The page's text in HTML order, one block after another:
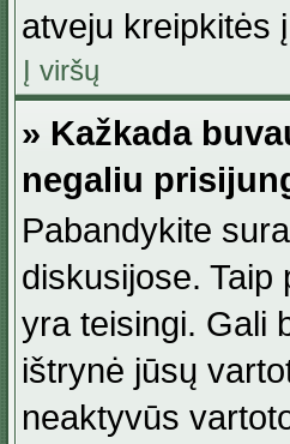
atveju kreipkitės
Į viršų
» Kažkada
negaliu
Pabandykite
diskusijose.
yra teisingi. Gali
ištrynė jūsų
neaktyvūs